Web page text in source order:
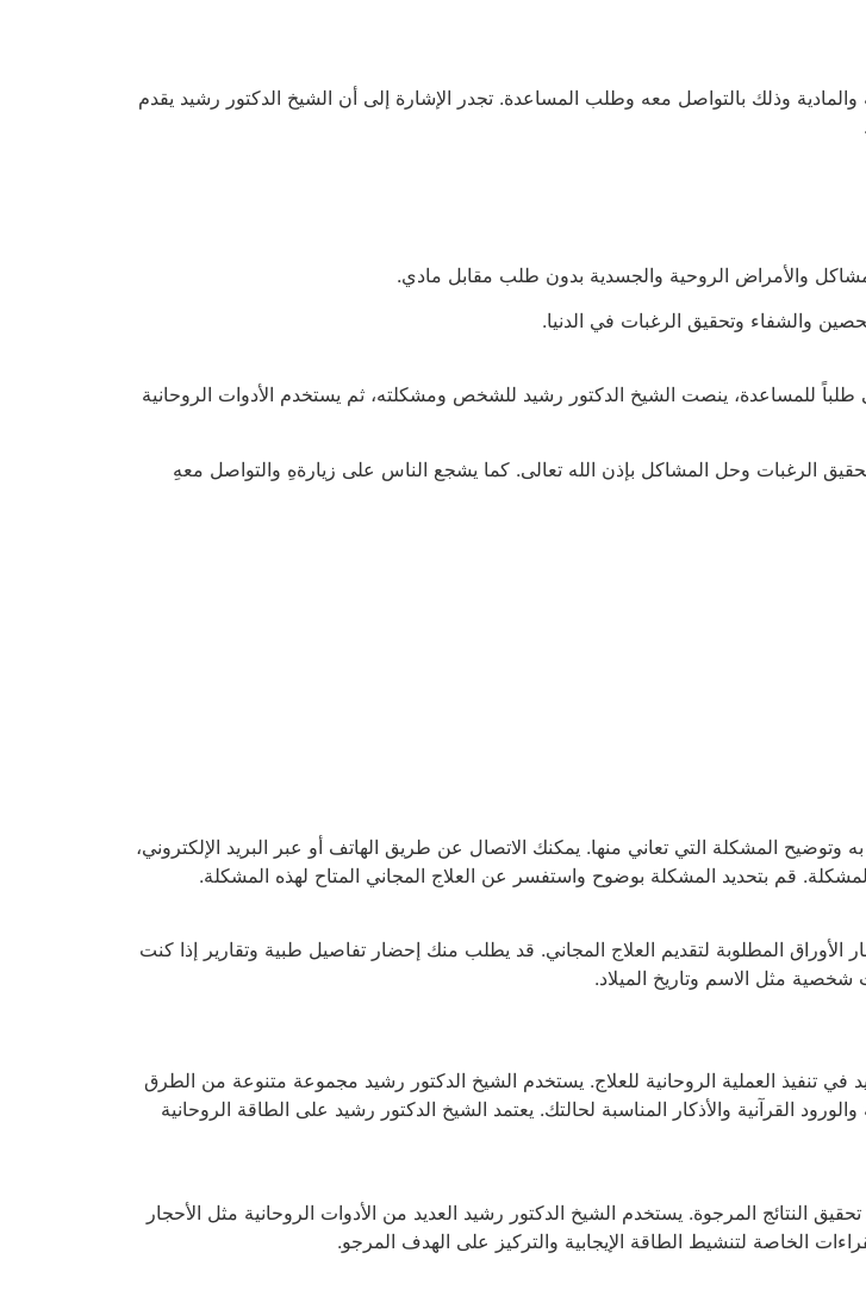
وذلك بالتواصل معه وطلب المساعدة. تجدر الإشارة إلى أن الشيخ الدكتور رشيد يقدم
والأمراض الروحية والجسدية بدون طلب مقابل مادي.
والشفاء وتحقيق الرغبات في الدنيا.
للمساعدة، ينصت الشيخ الدكتور رشيد للشخص ومشكلته، ثم يستخدم الأدوات الروحانية
الرغبات وحل المشاكل بإذن الله تعالى. كما يشجع الناس على زيارةهِ والتواصل معهِ
المشكلة التي تعاني منها. يمكنك الاتصال عن طريق الهاتف أو عبر البريد الإلكتروني،
قم بتحديد المشكلة بوضوح واستفسر عن العلاج المجاني المتاح لهذه المشكلة.
المطلوبة لتقديم العلاج المجاني. قد يطلب منك إحضار تفاصيل طبية وتقارير إذا كنت
مثل الاسم وتاريخ الميلاد.
في تنفيذ العملية الروحانية للعلاج. يستخدم الشيخ الدكتور رشيد مجموعة متنوعة من الطرق
القرآنية والأذكار المناسبة لحالتك. يعتمد الشيخ الدكتور رشيد على الطاقة الروحانية
النتائج المرجوة. يستخدم الشيخ الدكتور رشيد العديد من الأدوات الروحانية مثل الأحجار
الخاصة لتنشيط الطاقة الإيجابية والتركيز على الهدف المرجو.